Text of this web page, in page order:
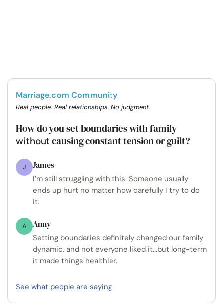
Marriage.com Community
Real people. Real relationships. No judgment.
How do you set boundaries with family
without causing constant tension or guilt?
J James
I’m still struggling with this. Someone usually
ends up hurt no matter how carefully I try to do
it.
A Anny
Setting boundaries definitely changed our family
dynamic, and not everyone liked it...but long-term
it made things healthier.
See what people are saying